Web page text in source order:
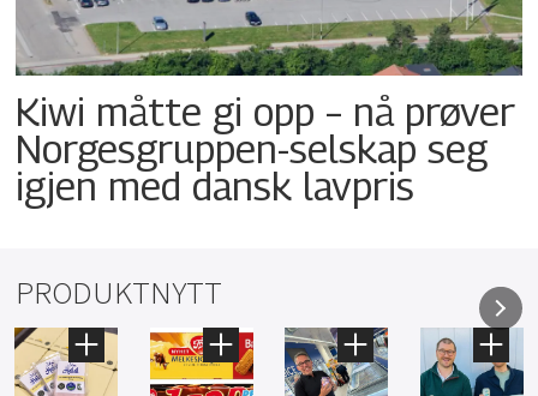
Kiwi måtte gi opp – nå prøver
Norgesgruppen-selskap seg
igjen med dansk lavpris
PRODUKTNYTT